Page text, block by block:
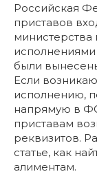
Российская
приставов
министерства
были
Если
исполнению,
напрямую в
приставам
реквизитов.
статье, как
алиментам.